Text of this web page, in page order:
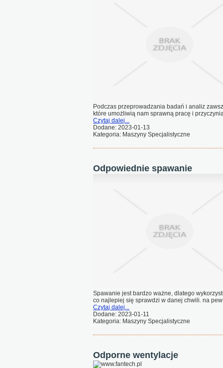
Podczas przeprowadzania badań i analiz
które umożliwią nam sprawną pracę i
Czytaj dalej...
Dodane: 2023-01-13
Kategoria: Maszyny Specjalistyczne
Odpowiednie spawanie
Spawanie jest bardzo ważne, dlatego
co najlepiej się sprawdzi w danej chwili. na
Czytaj dalej...
Dodane: 2023-01-11
Kategoria: Maszyny Specjalistyczne
Odporne wentylacje